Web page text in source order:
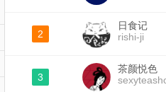
2
日食记
rishi-ji
3
茶颜悦色